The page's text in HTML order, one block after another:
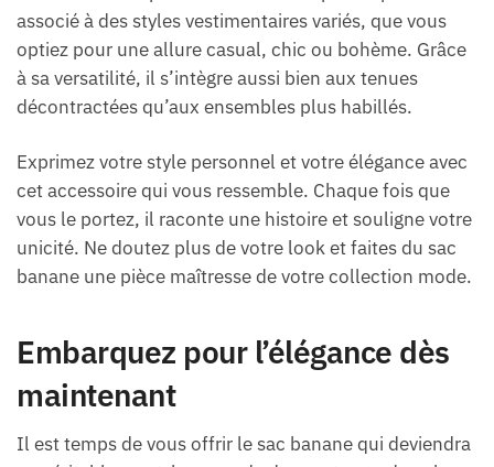
associé à des styles vestimentaires variés, que vous
optiez pour une allure casual, chic ou bohème. Grâce
à sa versatilité, il s’intègre aussi bien aux tenues
décontractées qu’aux ensembles plus habillés.
Exprimez votre style personnel et votre élégance avec
cet accessoire qui vous ressemble. Chaque fois que
vous le portez, il raconte une histoire et souligne votre
unicité. Ne doutez plus de votre look et faites du sac
banane une pièce maîtresse de votre collection mode.
Embarquez pour l’élégance dès
maintenant
Il est temps de vous offrir le sac banane qui deviendra